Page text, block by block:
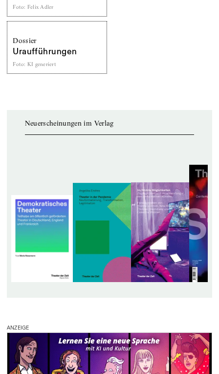
Foto: Felix Adler
Dossier
Uraufführungen
Foto: KI generiert
Neuerscheinungen im Verlag
ANZEIGE